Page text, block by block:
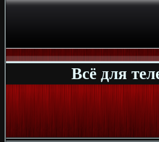
Всё для